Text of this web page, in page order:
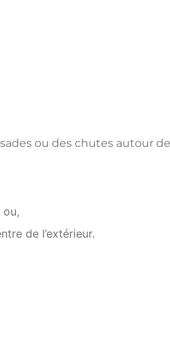
ou des chutes autour
ou,
de l’extérieur.